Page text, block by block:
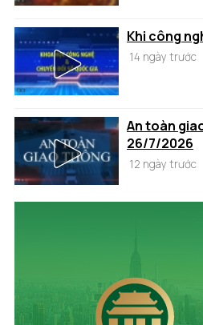
Khi công
14 ngày trước
An toàn
26/7/2026
12 ngày trước